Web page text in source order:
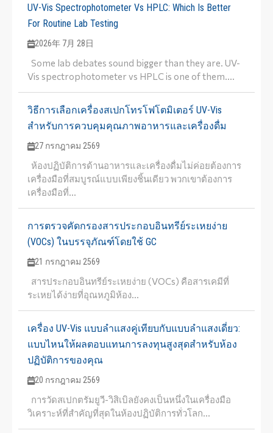
UV-Vis Spectrophotometer Vs HPLC: Which Is Better
For Routine Lab Testing
2026年 7月 28日
Some lab debates sound bigger than they are. UV-
Vis spectrophotometer vs HPLC is one of them....
วิธีการเลือกเครื่องสเปกโทรโฟโตมิเตอร์ UV-Vis
สำหรับการควบคุมคุณภาพอาหารและเครื่องดื่ม
27 กรกฎาคม 2569
ห้องปฏิบัติการด้านอาหารและเครื่องดื่มไม่ค่อยต้องการ
เครื่องมือที่สมบูรณ์แบบเพียงชิ้นเดียว พวกเขาต้องการ
เครื่องมือที่...
การตรวจคัดกรองสารประกอบอินทรีย์ระเหยง่าย
(VOCs) ในบรรจุภัณฑ์โดยใช้ GC
21 กรกฎาคม 2569
สารประกอบอินทรีย์ระเหยง่าย (VOCs) คือสารเคมีที่
ระเหยได้ง่ายที่อุณหภูมิห้อง...
เครื่อง UV-Vis แบบลำแสงคู่เทียบกับแบบลำแสงเดี่ยว:
แบบไหนให้ผลตอบแทนการลงทุนสูงสุดสำหรับห้อง
ปฏิบัติการของคุณ
20 กรกฎาคม 2569
การวัดสเปกตรัมยูวี-วิสิเบิลยังคงเป็นหนึ่งในเครื่องมือ
วิเคราะห์ที่สำคัญที่สุดในห้องปฏิบัติการทั่วโลก...